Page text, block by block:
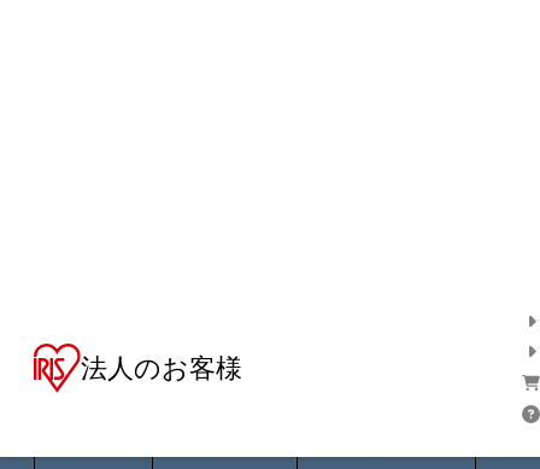
法人のお客様